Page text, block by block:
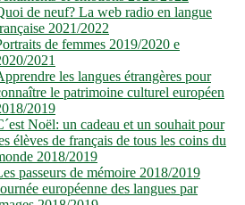
de neuf? La web radio en langue
2021/2022
de femmes 2019/2020 e
2021
les langues étrangères pour
le patrimoine culturel européen
2019
Noël: un cadeau et un souhait pour
élèves de français de tous les coins du
2018/2019
passeurs de mémoire 2018/2019
européenne des langues par